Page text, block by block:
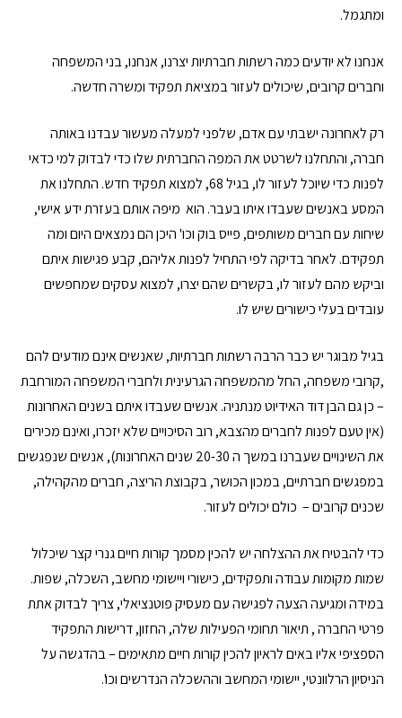
ומתגמל.
אנחנו לא יודעים כמה רשתות חברתיות יצרנו, אנחנו, בני המשפחה
וחברים קרובים, שיכולים לעזור במציאת תפקיד ומשרה חדשה.
רק לאחרונה ישבתי עם אדם, שלפני למעלה מעשור עבדנו באותה
חברה, והתחלנו לשרטט את המפה החברתית שלו כדי לבדוק למי כדאי
לפנות כדי שיוכל לעזור לו, בגיל 68, למצוא תפקיד חדש. התחלנו את
המסע באנשים שעבדו איתו בעבר. הוא מיפה אותם בעזרת ידע אישי,
שיחות עם חברים משותפים, פייס בוק וכו' היכן הם נמצאים היום ומה
תפקידם. לאחר בדיקה לפי התחיל לפנות אליהם, קבע פגישות איתם
וביקש מהם לעזור לו, בקשרים שהם יצרו, למצוא עסקים שמחפשים
עובדים בעלי כישורים שיש לו.
בגיל מבוגר יש כבר הרבה רשתות חברתיות, שאנשים אינם מודעים להם
,קרובי משפחה, החל מהמשפחה הגרעינית ולחברי המשפחה המורחבת
– כן גם הבן דוד האידיוט מנתניה. אנשים שעבדו איתם בשנים האחרונות
(אין טעם לפנות לחברים מהצבא, רוב הסיכויים שלא יזכרו, ואינם מכירים
את השינויים שעברנו במשך ה 20-30 שנים האחרונות), אנשים שנפגשים
במפגשים חברתיים, במכון הכושר, בקבוצת הריצה, חברים מהקהילה,
שכנים קרובים – כולם יכולים לעזור.
כדי להבטיח את ההצלחה יש להכין מסמך קורות חיים גנרי קצר שיכלול
שמות מקומות עבודה ותפקידים, כישורי ויישומי מחשב, השכלה, שפות.
במידה ומגיעה הצעה לפגישה עם מעסיק פוטנציאלי, צריך לבדוק אתת
פרטי החברה , תיאור תחומי הפעילות שלה, החזון, דרישות התפקיד
הספציפי אליו באים לראיון להכין קורות חיים מתאימים – בהדגשה על
הניסיון הרלוונטי, יישומי המחשב וההשכלה הנדרשים וכו'.